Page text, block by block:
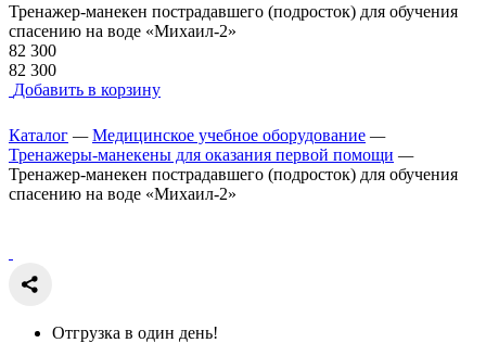
Тренажер-манекен пострадавшего (подросток) для обучения
спасению на воде «Михаил-2»
82 300
82 300
Добавить в корзину
Каталог —Медицинское учебное оборудование —
Тренажеры-манекены для оказания первой помощи —
Тренажер-манекен пострадавшего (подросток) для обучения
спасению на воде «Михаил-2»
Отгрузка в один день!